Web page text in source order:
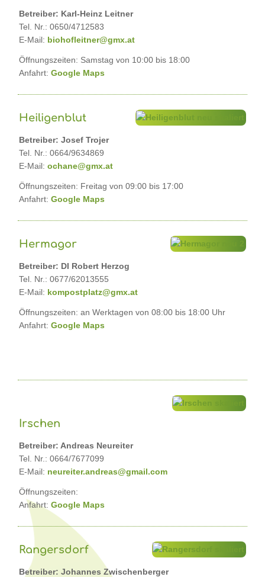
Betreiber: Karl-Heinz Leitner
Tel. Nr.: 0650/4712583
E-Mail: biohofleitner@gmx.at
Öffnungszeiten: Samstag von 10:00 bis 18:00
Anfahrt: Google Maps
Heiligenblut
Betreiber: Josef Trojer
Tel. Nr.: 0664/9634869
E-Mail: ochane@gmx.at
Öffnungszeiten: Freitag von 09:00 bis 17:00
Anfahrt: Google Maps
Hermagor
Betreiber: DI Robert Herzog
Tel. Nr.: 0677/62013555
E-Mail: kompostplatz@gmx.at
Öffnungszeiten: an Werktagen von 08:00 bis 18:00 Uhr
Anfahrt: Google Maps
Irschen
Betreiber: Andreas Neureiter
Tel. Nr.: 0664/7677099
E-Mail: neureiter.andreas@gmail.com
Öffnungszeiten:
Anfahrt: Google Maps
Rangersdorf
Betreiber: Johannes Zwischenberger